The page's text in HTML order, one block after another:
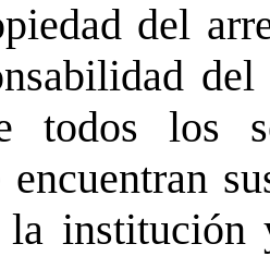
del
todos los
encuentran
institución